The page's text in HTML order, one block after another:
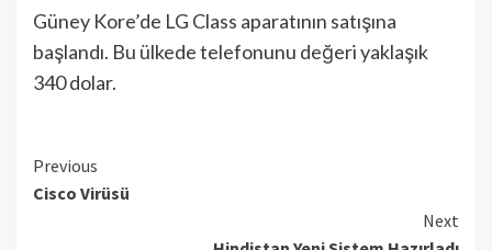
Güney Kore’de LG Class aparatının satışına
başlandı. Bu ülkede telefonunu değeri yaklaşık
340 dolar.
Continue
Reading
Previous
Cisco Virüsü
Next